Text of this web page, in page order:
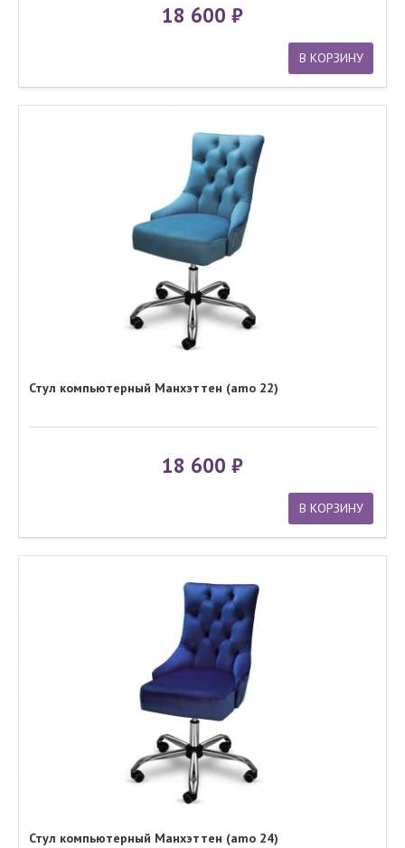
18 600
В КОРЗИНУ
Стул компьютерный Манхэттен (amo 22)
18 600
В КОРЗИНУ
Стул компьютерный Манхэттен (amo 24)